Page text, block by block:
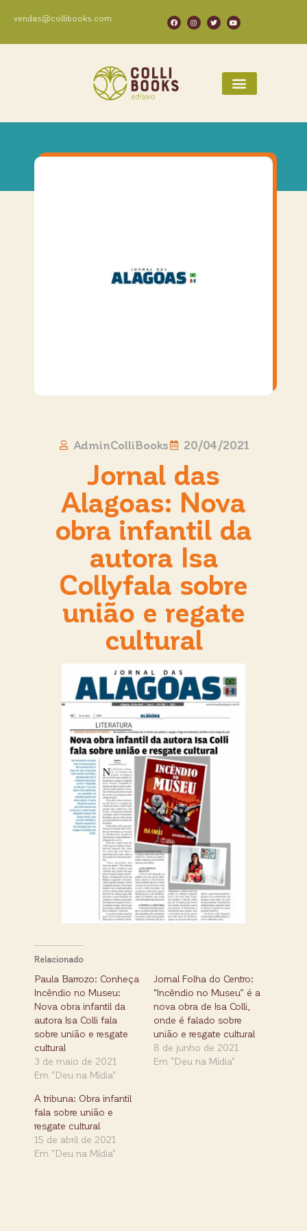
vendas@collibooks.com
AdminColliBooks 20/04/2021
Jornal das
Alagoas: Nova
obra infantil da
autora Isa
Collyfala sobre
união e regate
cultural
Relacionado
Paula Barrozo: Conheça
Incêndio no Museu:
Nova obra infantil da
autora Isa Colli fala
sobre união e resgate
cultural
3 de maio de 2021
Em "Deu na Mídia"
Jornal Folha do Centro:
“Incêndio no Museu” é a
nova obra de Isa Colli,
onde é falado sobre
união e resgate cultural
8 de junho de 2021
Em "Deu na Mídia"
A tribuna: Obra infantil
fala sobre união e
resgate cultural
15 de abril de 2021
Em "Deu na Mídia"